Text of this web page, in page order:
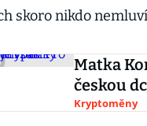
skoro nikdo
Matka
českou
Kryptoměny